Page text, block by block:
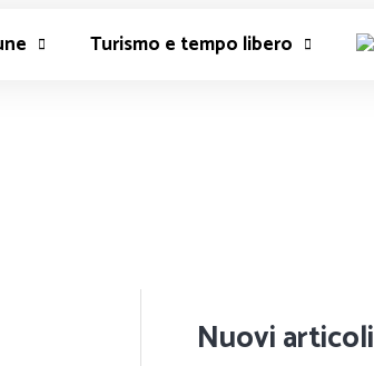
Turismo e tempo libero
Nuovi articoli